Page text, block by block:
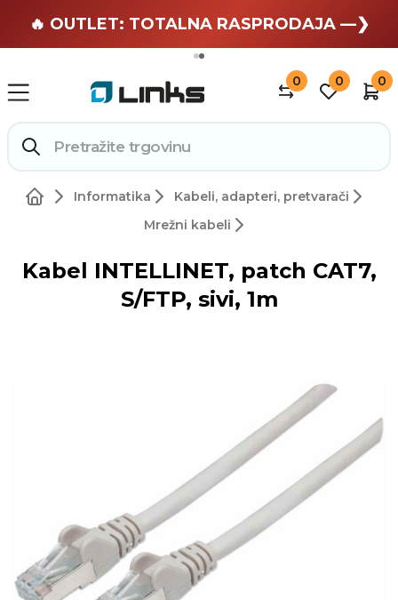
🏄 Zaslužuješ odmor —❯
🔥 OUTLET: TOTALNA RASPRODAJA —❯
0 0 0
Informatika
Kabeli, adapteri, pretvarači
Mrežni kabeli
Kabel INTELLINET, patch CAT7,
S/FTP, sivi, 1m